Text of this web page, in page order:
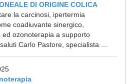
DI ORIGINE COLICA
la carcinosi, ipertermia
coadiuvante sinergico,
ed ozonoterapia a supporto
Carlo Pastore, specialista ...